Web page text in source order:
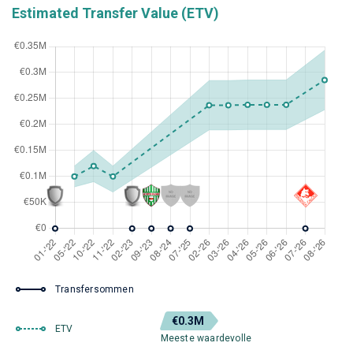
Estimated Transfer Value (ETV)
Transfersommen
ETV
€0.3M
Meeste waardevolle